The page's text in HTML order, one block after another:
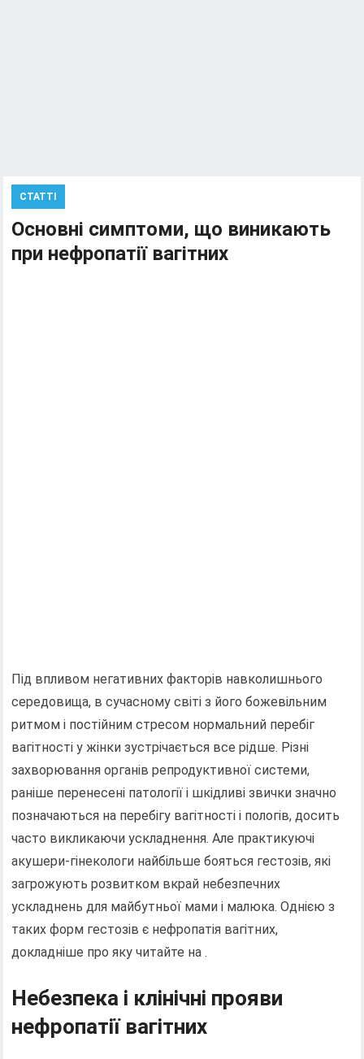
СТАТТІ
Основні симптоми, що виникають
при нефропатії вагітних
Під впливом негативних факторів навколишнього
середовища, в сучасному світі з його божевільним
ритмом і постійним стресом нормальний перебіг
вагітності у жінки зустрічається все рідше. Різні
захворювання органів репродуктивної системи,
раніше перенесені патології і шкідливі звички значно
позначаються на перебігу вагітності і пологів, досить
часто викликаючи ускладнення. Але практикуючі
акушери-гінекологи найбільше бояться гестозів, які
загрожують розвитком вкрай небезпечних
ускладнень для майбутньої мами і малюка. Однією з
таких форм гестозів є нефропатія вагітних,
докладніше про яку читайте на .
Небезпека і клінічні прояви
нефропатії вагітних